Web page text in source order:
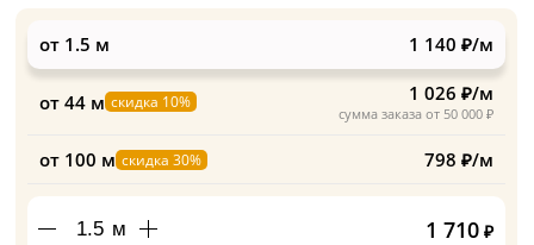
от 1.5 м 1 140 ₽/м
от 44 м скидка 10%
сумма заказа от 50 000 ₽
1 026 ₽/м
от 100 м скидка 30% 798 ₽/м
м 1 710 ₽